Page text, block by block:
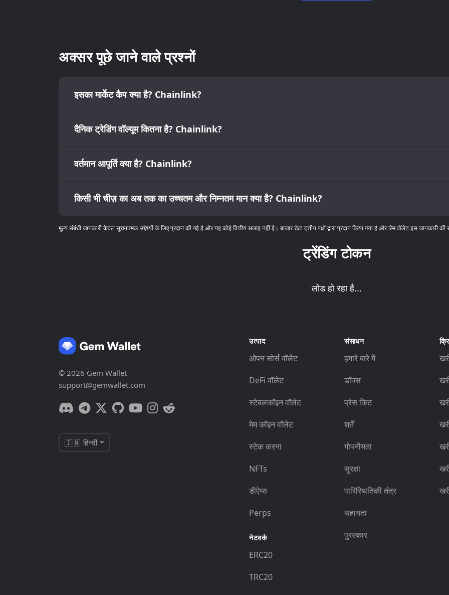
अक्सर पूछे जाने वाले प्रश्नों
इसका मार्केट कैप क्या है? Chainlink?
दैनिक ट्रेडिंग वॉल्यूम कितना है? Chainlink?
वर्तमान आपूर्ति क्या है? Chainlink?
किसी भी चीज़ का अब तक का उच्चतम और निम्नतम मान क्या है? Chainlink?
मूल्य संबंधी जानकारी केवल सूचनात्मक उद्देश्यों के लिए प्रदान की गई है और यह कोई वित्तीय सलाह नहीं है। बाजार डेटा तृतीय पक्षों द्वारा प्रदान किया गया है और जेम वॉलेट इस जानकारी
ट्रेंडिंग टोकन
लोड हो रहा है...
© 2026 Gem Wallet
support@gemwallet.com
🇮🇳 हिन्दी
उत्पाद
ओपन सोर्स वॉलेट
DeFi वॉलेट
स्टेबलकॉइन वॉलेट
मेम कॉइन वॉलेट
स्टेक करना
NFTs
डीऐप्स
Perps
नेटवर्क
ERC20
TRC20
संसाधन
हमारे बारे में
डॉक्स
प्रेस किट
शर्तें
गोपनीयता
सुरक्षा
पारिस्थितिकी तंत्र
सहायता
पुरस्कार